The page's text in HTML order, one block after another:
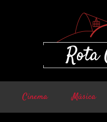
Cinema Música